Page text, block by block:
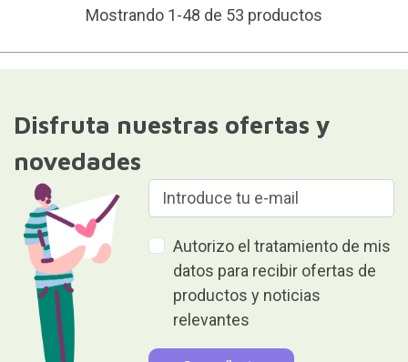
Mostrando 1-48 de 53 productos
Disfruta nuestras ofertas y
novedades
Autorizo el tratamiento de mis
datos para recibir ofertas de
productos y noticias
relevantes